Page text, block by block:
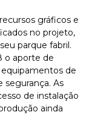
gráficos e
no projeto,
parque fabril.
o aporte de
equipamentos de
segurança. As
de instalação
ainda